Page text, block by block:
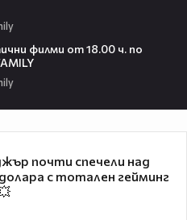
филми от 18.00 ч. по
почти спечели над
с тотален гейминг